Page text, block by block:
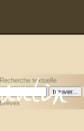
Recherche textuelle
Brèves